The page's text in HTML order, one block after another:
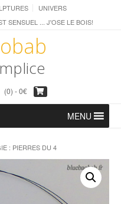
UNIVERS
SENSUEL ... J'OSE LE BOIS!
(0) -0€
MENU
: PIERRES DU 4